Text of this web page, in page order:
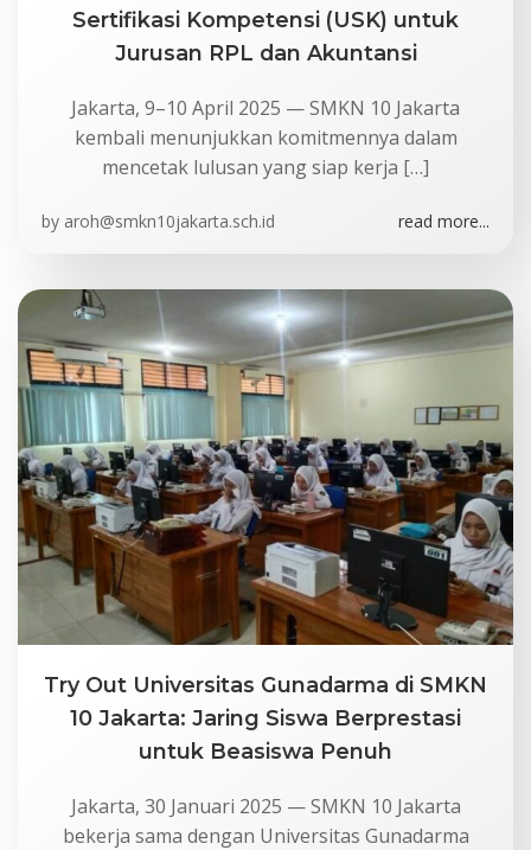
Sertifikasi Kompetensi (USK) untuk
Jurusan RPL dan Akuntansi
Jakarta, 9–10 April 2025 — SMKN 10 Jakarta
kembali menunjukkan komitmennya dalam
mencetak lulusan yang siap kerja […]
by aroh@smkn10jakarta.sch.id read more...
Try Out Universitas Gunadarma di SMKN
10 Jakarta: Jaring Siswa Berprestasi
untuk Beasiswa Penuh
Jakarta, 30 Januari 2025 — SMKN 10 Jakarta
bekerja sama dengan Universitas Gunadarma